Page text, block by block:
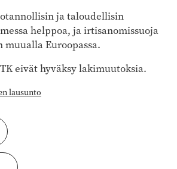
ja taloudellisin
helppoa, ja irtisanomissuoja
Euroopassa.
eivät hyväksy lakimuutoksia.
lausunto